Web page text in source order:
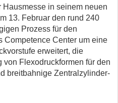
in seinem neuen
13. Februar den rund 240
Prozess für den
Competence Center um eine
erweitert, die
Flexodruckformen für den
breitbahnige Zentralzylinder-